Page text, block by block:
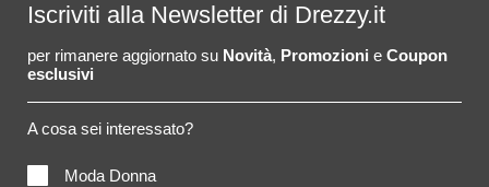
Iscriviti alla Newsletter di Drezzy.it
per rimanere aggiornato su Novità, Promozioni e Coupon
esclusivi
A cosa sei interessato?
Moda Donna